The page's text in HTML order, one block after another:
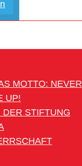
MOTTO: NEVER
UP!
DER STIFTUNG